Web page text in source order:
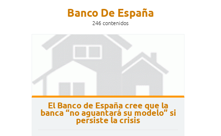
Banco De España
246 contenidos
El Banco de España cree que la
banca “no aguantará su modelo” si
persiste la crisis